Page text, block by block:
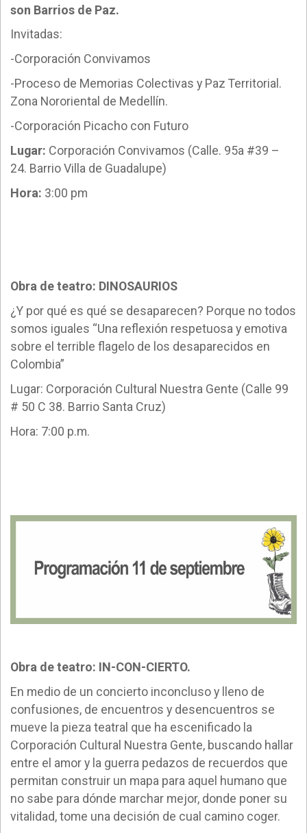
son Barrios de Paz.
Invitadas:
-Corporación Convivamos
-Proceso de Memorias Colectivas y Paz Territorial.
Zona Nororiental de Medellín.
-Corporación Picacho con Futuro
Lugar: Corporación Convivamos (Calle. 95a #39 –
24. Barrio Villa de Guadalupe)
Hora: 3:00 pm
Obra de teatro: DINOSAURIOS
¿Y por qué es qué se desaparecen? Porque no todos
somos iguales “Una reflexión respetuosa y emotiva
sobre el terrible flagelo de los desaparecidos en
Colombia”
Lugar: Corporación Cultural Nuestra Gente (Calle 99
# 50 C 38. Barrio Santa Cruz)
Hora: 7:00 p.m.
Obra de teatro: IN-CON-CIERTO.
En medio de un concierto inconcluso y lleno de
confusiones, de encuentros y desencuentros se
mueve la pieza teatral que ha escenificado la
Corporación Cultural Nuestra Gente, buscando hallar
entre el amor y la guerra pedazos de recuerdos que
permitan construir un mapa para aquel humano que
no sabe para dónde marchar mejor, donde poner su
vitalidad, tome una decisión de cual camino coger.